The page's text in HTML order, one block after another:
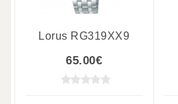
Lorus RG319XX9
65.00€